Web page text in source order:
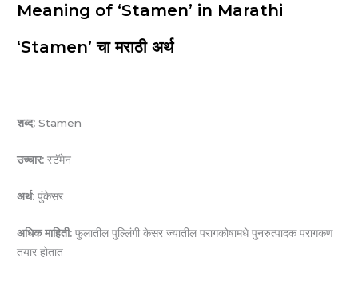
Meaning of ‘Stamen’ in Marathi
‘Stamen’ चा मराठी अर्थ
शब्द: Stamen
उच्चार: स्टॅमेन
अर्थ: पुंकेसर
अधिक माहिती: फुलातील पुल्लिंगी केसर ज्यातील परागकोषामधे पुनरुत्पादक परागकण
तयार होतात